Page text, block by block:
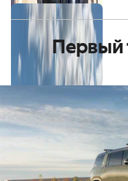
Первый